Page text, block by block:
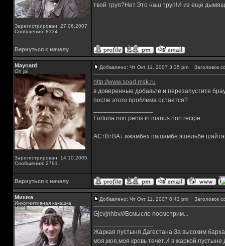
Зарегистрирован: 27.06.2007
Сообщения: 8134
твой труп?Нет.Это наш труп!И из ещё
Вернуться к началу
Maynard
Oh ja!
Зарегистрирован: 14.10.2005
Сообщения: 2791
Добавлено: Чт Окт 11, 2007 3:35 pm Заголовок
http://www.soad.msk.ru
в доверенные добавьте и перезапустите
после этого проблема остается?
Fortuna non penis in manus non recipe
AC↑B↑BA↓ ажамбех пашамбе эшельбе
Вернуться к началу
Мишка
Инкогнитивная какашка
Добавлено: Чт Окт 11, 2007 6:42 pm Заголовок
Gjcvjnhbv///Всмысле посмотрим...
Жаркая пустыня Дагестана.За высоким
моя,моя,моя кровь течёт.И в жаркой